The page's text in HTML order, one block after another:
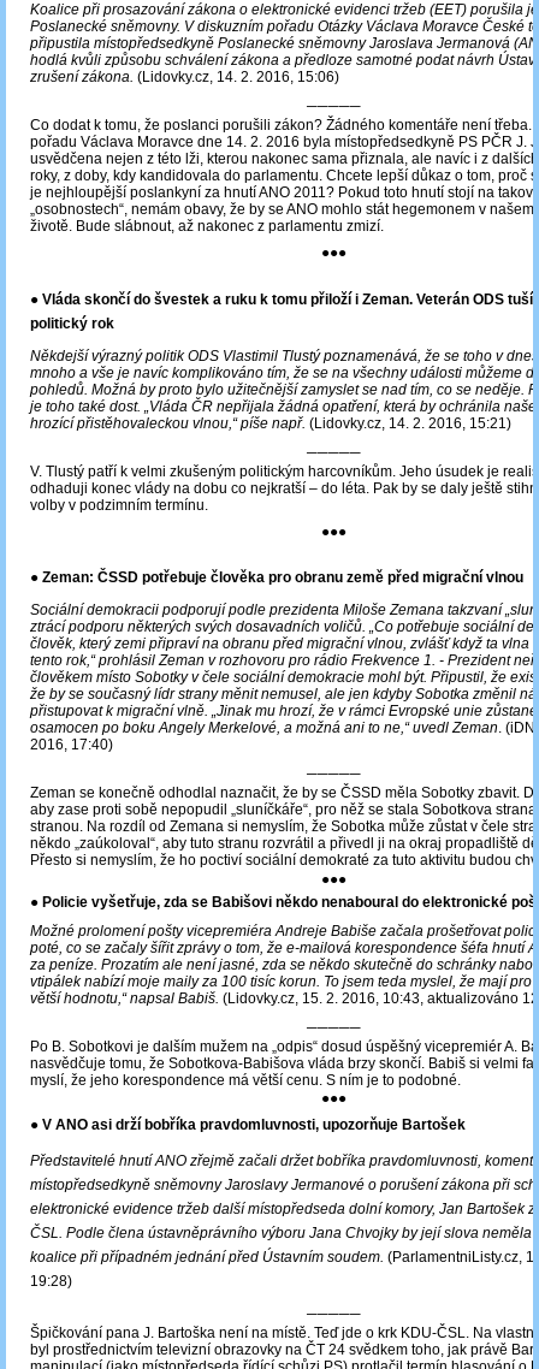
Koalice při prosazování zákona o elektronické evidenci tržeb (EET) porušila
Poslanecké sněmovny. V diskuzním pořadu Otázky Václava Moravce České
připustila místopředsedkyně Poslanecké sněmovny Jaroslava Jermanová
hodlá kvůli způsobu schválení zákona a předloze samotné podat návrh
zrušení zákona. (Lidovky.cz, 14. 2. 2016, 15:06)
─────
Co dodat k tomu, že poslanci porušili zákon? Žádného komentáře není třeba.
pořadu Václava Moravce dne 14. 2. 2016 byla místopředsedkyně PS PČR J.
usvědčena nejen z této lži, kterou nakonec sama přiznala, ale navíc i z
roky, z doby, kdy kandidovala do parlamentu. Chcete lepší důkaz o tom, proč
je nejhloupější poslankyní za hnutí ANO 2011? Pokud toto hnutí stojí na
„osobnostech“, nemám obavy, že by se ANO mohlo stát hegemonem v
životě. Bude slábnout, až nakonec z parlamentu zmizí.
●●●
● Vláda skončí do švestek a ruku k tomu přiloží i Zeman. Veterán ODS tuší
politický rok
Někdejší výrazný politik ODS Vlastimil Tlustý poznamenává, že se toho v
mnoho a vše je navíc komplikováno tím, že se na všechny události můžeme
pohledů. Možná by proto bylo užitečnější zamyslet se nad tím, co se neděje.
je toho také dost. „Vláda ČR nepřijala žádná opatření, která by ochránila
hrozící přistěhovaleckou vlnou,“ píše např. (Lidovky.cz, 14. 2. 2016, 15:21)
─────
V. Tlustý patří k velmi zkušeným politickým harcovníkům. Jeho úsudek je
odhaduji konec vlády na dobu co nejkratší – do léta. Pak by se daly ještě
volby v podzimním termínu.
●●●
● Zeman: ČSSD potřebuje člověka pro obranu země před migrační vlnou
Sociální demokracii podporují podle prezidenta Miloše Zemana takzvaní
ztrácí podporu některých svých dosavadních voličů. „Co potřebuje sociální
člověk, který zemi připraví na obranu před migrační vlnou, zvlášť když ta vlna
tento rok,“ prohlásil Zeman v rozhovoru pro rádio Frekvence 1. - Prezident
člověkem místo Sobotky v čele sociální demokracie mohl být. Připustil, že
že by se současný lídr strany měnit nemusel, ale jen kdyby Sobotka změnil
přistupovat k migrační vlně. „Jinak mu hrozí, že v rámci Evropské unie
osamocen po boku Angely Merkelové, a možná ani to ne,“ uvedl Zeman.
2016, 17:40)
─────
Zeman se konečně odhodlal naznačit, že by se ČSSD měla Sobotky zbavit.
aby zase proti sobě nepopudil „sluníčkáře“, pro něž se stala Sobotkova strana
stranou. Na rozdíl od Zemana si nemyslím, že Sobotka může zůstat v čele
někdo „zaúkoloval“, aby tuto stranu rozvrátil a přivedl ji na okraj propadliště
Přesto si nemyslím, že ho poctiví sociální demokraté za tuto aktivitu budou
●●●
● Policie vyšetřuje, zda se Babišovi někdo nenaboural do elektronické
Možné prolomení pošty vicepremiéra Andreje Babiše začala prošetřovat
poté, co se začaly šířit zprávy o tom, že e-mailová korespondence šéfa hnutí
za peníze. Prozatím ale není jasné, zda se někdo skutečně do schránky
vtipálek nabízí moje maily za 100 tisíc korun. To jsem teda myslel, že mají pro
větší hodnotu,“ napsal Babiš. (Lidovky.cz, 15. 2. 2016, 10:43, aktualizováno
─────
Po B. Sobotkovi je dalším mužem na „odpis“ dosud úspěšný vicepremiér A.
nasvědčuje tomu, že Sobotkova-Babišova vláda brzy skončí. Babiš si velmi
myslí, že jeho korespondence má větší cenu. S ním je to podobné.
●●●
● V ANO asi drží bobříka pravdomluvnosti, upozorňuje Bartošek
Představitelé hnutí ANO zřejmě začali držet bobříka pravdomluvnosti,
místopředsedkyně sněmovny Jaroslavy Jermanové o porušení zákona při
elektronické evidence tržeb další místopředseda dolní komory, Jan Bartošek
ČSL. Podle člena ústavněprávního výboru Jana Chvojky by její slova neměla
koalice při případném jednání před Ústavním soudem. (ParlamentniListy.cz,
19:28)
─────
Špičkování pana J. Bartoška není na místě. Teď jde o krk KDU-ČSL. Na
byl prostřednictvím televizní obrazovky na ČT 24 svědkem toho, jak právě